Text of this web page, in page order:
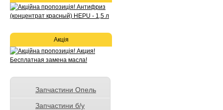
Акція
Запчастини Опель
Запчастини б/у